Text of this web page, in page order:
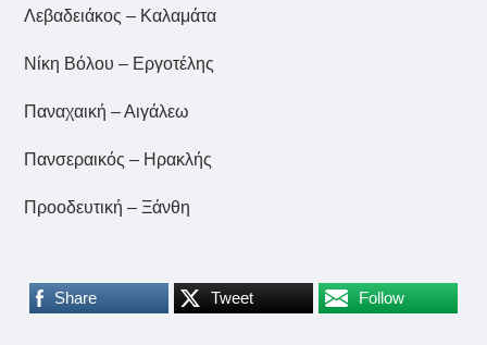
Λεβαδειάκος – Καλαμάτα
Νίκη Βόλου – Εργοτέλης
Παναχαική – Αιγάλεω
Πανσεραικός – Ηρακλής
Προοδευτική – Ξάνθη
Share Tweet Follow